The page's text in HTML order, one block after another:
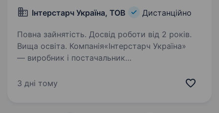
Інтерстарч Україна, ТОВ Дистанційно
Повна зайнятість. Досвід роботи від 2 років.
Вища освіта. Компанія«Інтерстарч Україна»
— виробник і постачальник
харчової і нехарчової промисловості,
3 дні тому